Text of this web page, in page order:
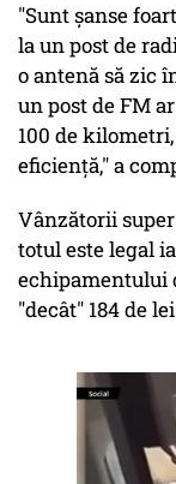
"Sunt șanse
la un post de
o antenă să zic
un post de FM
100 de
eficiență," a
Vânzătorii
totul este legal
echipamentului
"decât" 184 de